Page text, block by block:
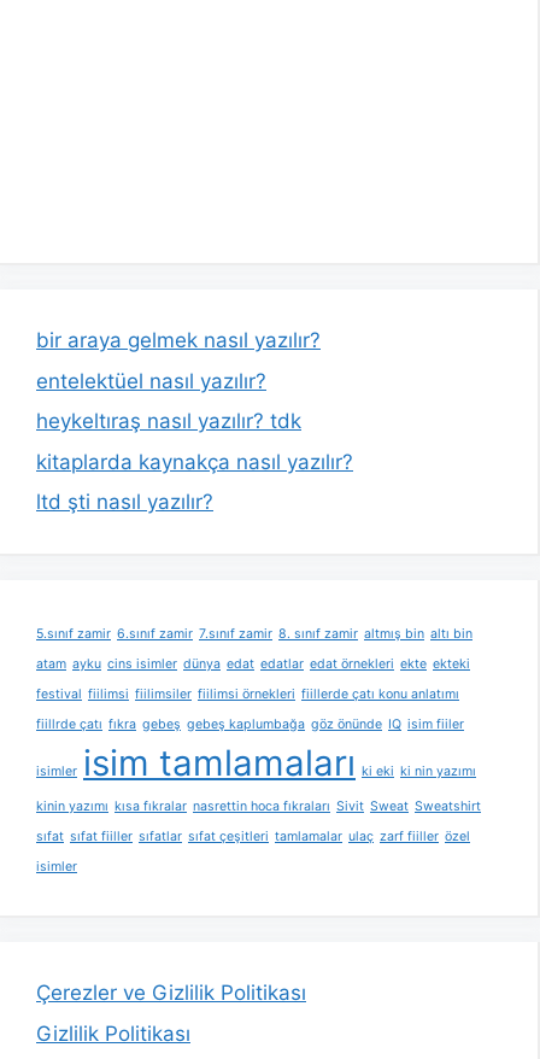
bir araya gelmek nasıl yazılır?
entelektüel nasıl yazılır?
heykeltıraş nasıl yazılır? tdk
kitaplarda kaynakça nasıl yazılır?
ltd şti nasıl yazılır?
5.sınıf zamir 6.sınıf zamir 7.sınıf zamir 8. sınıf zamir altmış bin altı bin
atam ayku cins isimler dünya edat edatlar edat örnekleri ekte ekteki
festival fiilimsi fiilimsiler fiilimsi örnekleri fiillerde çatı konu anlatımı
fiillrde çatı fıkra gebeş gebeş kaplumbağa göz önünde IQ isim fiiler
isimler isim tamlamaları ki eki ki nin yazımı
kinin yazımı kısa fıkralar nasrettin hoca fıkraları Sivit Sweat Sweatshirt
sıfat sıfat fiiller sıfatlar sıfat çeşitleri tamlamalar ulaç zarf fiiller özel
isimler
Çerezler ve Gizlilik Politikası
Gizlilik Politikası